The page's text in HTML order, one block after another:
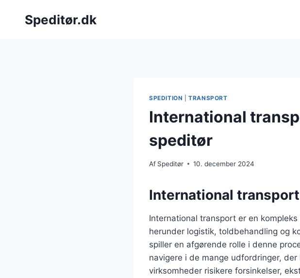
Speditør.dk
SPEDITION |TRANSPORT
International
speditør
Af Speditør 10. december 2024
International
International transport er en
herunder logistik, toldbehandling og
spiller en afgørende rolle i denne
navigere i de mange udfordringer,
virksomheder risikere forsinkelser,